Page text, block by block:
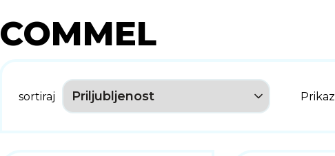
COMMEL
sortiraj Prikaz